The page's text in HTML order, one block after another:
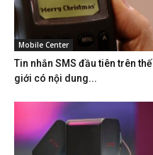
Mobile Center
Tin nhắn SMS đầu tiên trên thế
giới có nội dung...